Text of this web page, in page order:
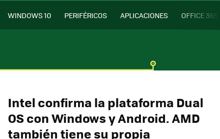
WINDOWS 10 PERIFÉRICOS APLICACIONES OFFICE 365
Intel confirma la plataforma Dual
OS con Windows y Android. AMD
también tiene su propia